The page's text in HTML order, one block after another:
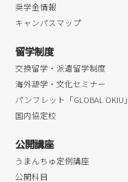
奨学金情報
キャンパスマップ
留学制度
交換留学・派遣留学制度
海外語学・文化セミナー
パンフレット「GLOBAL OKIU」
国内協定校
公開講座
うまんちゅ定例講座
公開科目